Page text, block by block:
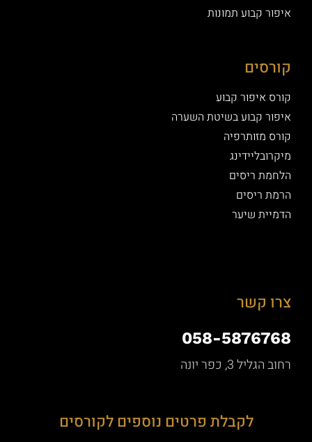
איפור קבוע תמונות
קורסים
קורס איפור קבוע
איפור קבוע בשיטת השערה
קורס מזותרפיה
מיקרובליידינג
הלחמת ריסים
הרמת ריסים
הדמיית שיער
צרו קשר
058-5876768
רחוב הגליל 3, כפר יונה
לקבלת פרטים נוספים לקורסים